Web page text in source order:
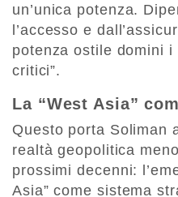
un’unica potenza.
l’accesso e
potenza ostile domini
critici”.
La “West Asia”
Questo porta Soliman
realtà geopolitica
prossimi decenni:
Asia” come sistema